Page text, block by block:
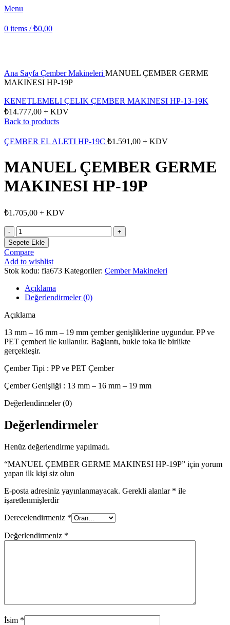
Menu
0 items / ₺0,00
Ana Sayfa Çember Makineleri MANUEL ÇEMBER GERME
MAKINESI HP-19P
KENETLEMELI ÇELIK ÇEMBER MAKINESI HP-13-19K
₺14.777,00 + KDV
Back to products
ÇEMBER EL ALETI HP-19C ₺1.591,00 + KDV
MANUEL ÇEMBER GERME
MAKINESI HP-19P
₺1.705,00 + KDV
MANUEL
ÇEMBER
GERME
MAKINESI
HP-
19P
adet
Sepete Ekle
Compare
Add to wishlist
Stok kodu: fia673 Kategoriler: Çember Makineleri
Açıklama
Değerlendirmeler (0)
Açıklama
13 mm – 16 mm – 19 mm çember genişliklerine uygundur. PP ve
PET çemberi ile kullanılır. Bağlantı, bukle toka ile birlikte
gerçekleşir.
Çember Tipi : PP ve PET Çember
Çember Genişliği : 13 mm – 16 mm – 19 mm
Değerlendirmeler (0)
Değerlendirmeler
Henüz değerlendirme yapılmadı.
“MANUEL ÇEMBER GERME MAKINESI HP-19P” için yorum
yapan ilk kişi siz olun
E-posta adresiniz yayınlanmayacak. Gerekli alanlar * ile
işaretlenmişlerdir
Derecelendirmeniz *
Değerlendirmeniz *
İsim *